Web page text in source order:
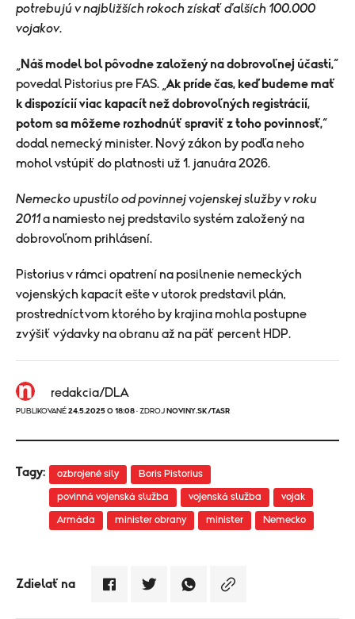
potrebujú v najbližších rokoch získať ďalších 100.000
vojakov.
Náš model bol pôvodne založený na dobrovoľnej účasti,“
povedal Pistorius pre FAS. „ Ak príde čas, keď budeme mať
k dispozícií viac kapacít než dobrovoľných registrácií,
potom sa môžeme rozhodnúť spraviť z toho povinnosť,“
dodal nemecký minister. Nový zákon by podľa neho
mohol vstúpiť do platnosti už 1. januára 2026.
Nemecko upustilo od povinnej vojenskej služby v roku
2011a namiesto nej predstavilo systém založený na
dobrovoľnom prihlásení.
Pistorius v rámci opatrení na posilnenie nemeckých
vojenských kapacít ešte v utorok predstavil plán,
prostredníctvom ktorého by krajina mohla postupne
zvýšiť výdavky na obranu až na päť percent HDP.
redakcia/DLA
PUBLIKOVANÉ 24.5.2025 O 18:08 · ZDROJ NOVINY.SK/TASR
Tagy: ozbrojené sily Boris Pistorius
povinná vojenská služba vojenská služba vojak
Armáda minister obrany minister Nemecko
Zdielať na